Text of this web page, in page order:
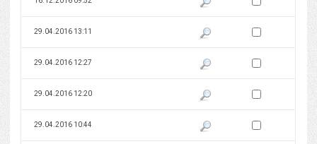
29.04.2016 13:11 Pokaż podgląd wersji z dnia
Zaznacz wersję do
29.04.2016 12:27 Pokaż podgląd wersji z dnia
Zaznacz wersję do
29.04.2016 12:20 Pokaż podgląd wersji z dnia
Zaznacz wersję do
29.04.2016 10:44 Pokaż podgląd wersji z dnia
Zaznacz wersję do